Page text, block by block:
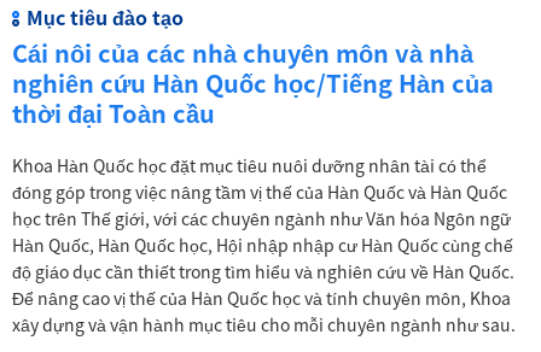
Mục tiêu đào tạo
Cái nôi của các nhà chuyên môn và nhà
nghiên cứu Hàn Quốc học/Tiếng Hàn của
thời đại Toàn cầu
Khoa Hàn Quốc học đặt mục tiêu nuôi dưỡng nhân tài có thể
đóng góp trong việc nâng tầm vị thế của Hàn Quốc và Hàn Quốc
học trên Thế giới, với các chuyên ngành như Văn hóa Ngôn ngữ
Hàn Quốc, Hàn Quốc học, Hội nhập nhập cư Hàn Quốc cùng chế
độ giáo dục cần thiết trong tìm hiểu và nghiên cứu về Hàn Quốc.
Để nâng cao vị thế của Hàn Quốc học và tính chuyên môn, Khoa
xây dựng và vận hành mục tiêu cho mỗi chuyên ngành như sau.